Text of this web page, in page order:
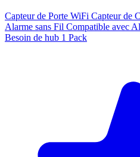
Capteur de Porte WiFi Capteur de
Alarme sans Fil Compatible avec
Besoin de hub 1 Pack